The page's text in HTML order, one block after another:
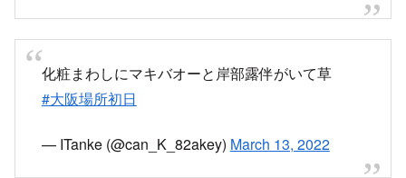
化粧まわしにマキバオーと岸部露伴がいて草
#大阪場所初日
— ITanke (@can_K_82akey) March 13, 2022